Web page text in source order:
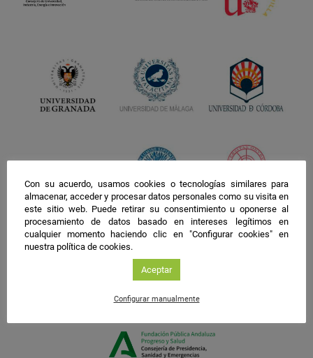
Con su acuerdo, usamos cookies o tecnologías similares para
almacenar, acceder y procesar datos personales como su visita en
este sitio web. Puede retirar su consentimiento u oponerse al
procesamiento de datos basado en intereses legítimos en
cualquier momento haciendo clic en "Configurar cookies" en
nuestra política de cookies.
Aceptar
Configurar manualmente